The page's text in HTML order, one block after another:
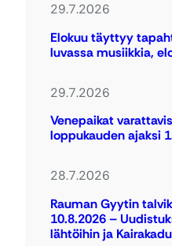
29.7.2026
Elokuu täyttyy
luvassa musiikkia,
29.7.2026
Venepaikat
loppukauden ajaksi
28.7.2026
Rauman Gyytin
10.8.2026 –
lähtöihin ja